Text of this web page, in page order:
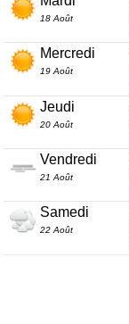
18 Août
Mercredi
19 Août
Jeudi
20 Août
Vendredi
21 Août
Samedi
22 Août